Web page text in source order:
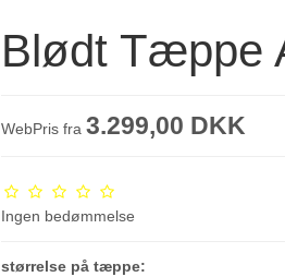
Blødt Tæppe
WebPris fra 3.299,00 DKK
Ingen bedømmelse
størrelse på tæppe: